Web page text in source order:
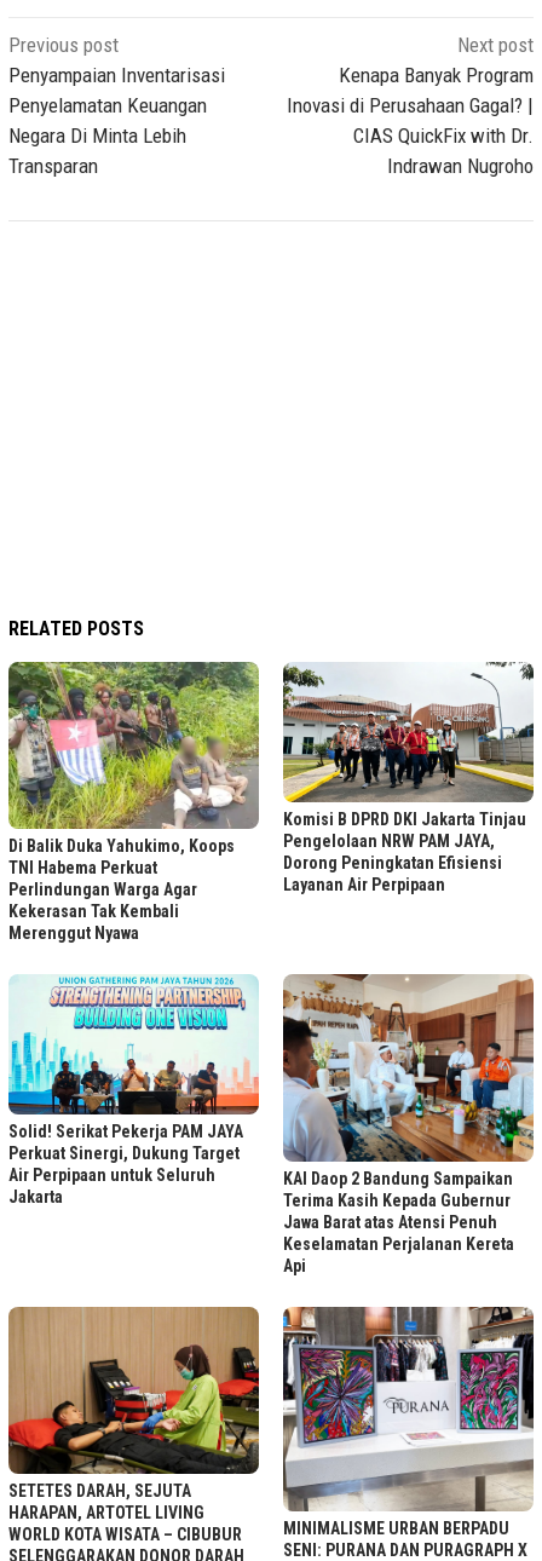
Post
navigation
Previous post
Penyampaian Inventarisasi
Penyelamatan Keuangan
Negara Di Minta Lebih
Transparan
Next post
Kenapa Banyak Program
Inovasi di Perusahaan Gagal? |
CIAS QuickFix with Dr.
Indrawan Nugroho
RELATED POSTS
Di Balik Duka Yahukimo, Koops
TNI Habema Perkuat
Perlindungan Warga Agar
Kekerasan Tak Kembali
Merenggut Nyawa
Komisi B DPRD DKI Jakarta Tinjau
Pengelolaan NRW PAM JAYA,
Dorong Peningkatan Efisiensi
Layanan Air Perpipaan
Solid! Serikat Pekerja PAM JAYA
Perkuat Sinergi, Dukung Target
Air Perpipaan untuk Seluruh
Jakarta
KAI Daop 2 Bandung Sampaikan
Terima Kasih Kepada Gubernur
Jawa Barat atas Atensi Penuh
Keselamatan Perjalanan Kereta
Api
SETETES DARAH, SEJUTA
HARAPAN, ARTOTEL LIVING
WORLD KOTA WISATA – CIBUBUR
SELENGGARAKAN DONOR DARAH
MINIMALISME URBAN BERPADU
SENI: PURANA DAN PURAGRAPH X